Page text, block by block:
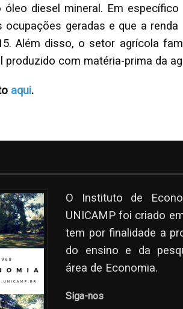
óleo diesel mineral. Em
geradas e que a
Além disso, o setor agrícola
produzido com matéria-prima da
aqui.
O Instituto de
UNICAMP foi criado
tem por finalidade a
do ensino e da
área de Economia.
Siga-nos